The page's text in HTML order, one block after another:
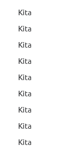
Kita
Kita
Kita
Kita
Kita
Kita
Kita
Kita
Kita